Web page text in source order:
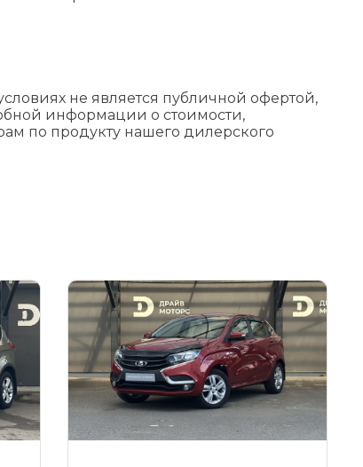
не является публичной офертой,
информации о стоимости,
по продукту нашего дилерского